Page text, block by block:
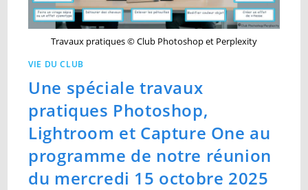
Travaux pratiques © Club Photoshop et Perplexity
VIE DU CLUB
Une spéciale travaux
pratiques Photoshop,
Lightroom et Capture One au
programme de notre réunion
du mercredi 15 octobre 2025